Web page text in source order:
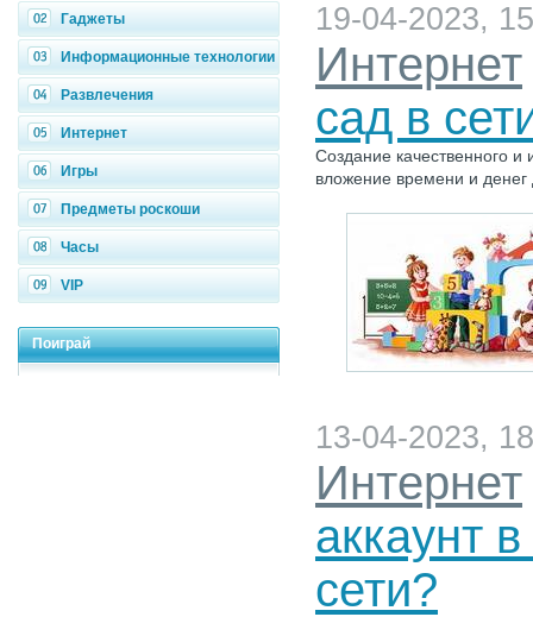
Гаджеты
Информационные технологии
Развлечения
Интернет
Игры
Предметы роскоши
Часы
VIP
Поиграй
19-04-2023,
Интернет
сад в
Создание качественного
вложение времени и денег
13-04-2023,
Интернет
аккаунт
сети?